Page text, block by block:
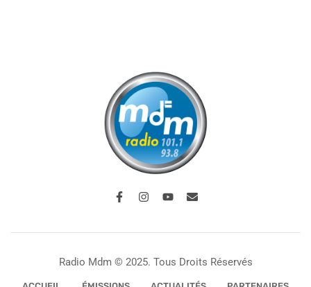
Radio Mdm © 2025. Tous Droits Réservés